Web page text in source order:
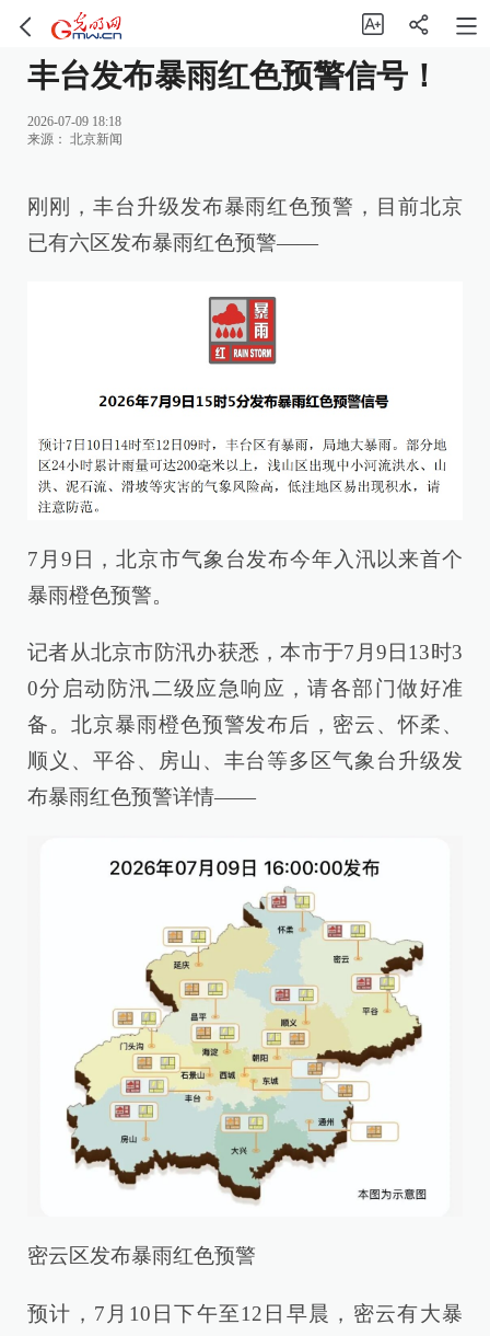
丰台发布暴雨红色预警信号！
2026-07-09 18:18
来源： 北京新闻
刚刚，丰台升级发布暴雨红色预警，目前北京
已有六区发布暴雨红色预警——
7月9日，北京市气象台发布今年入汛以来首个
暴雨橙色预警。
记者从北京市防汛办获悉，本市于7月9日13时3
0分启动防汛二级应急响应，请各部门做好准
备。北京暴雨橙色预警发布后，密云、怀柔、
顺义、平谷、房山、丰台等多区气象台升级发
布暴雨红色预警详情——
密云区发布暴雨红色预警
预计，7月10日下午至12日早晨，密云有大暴